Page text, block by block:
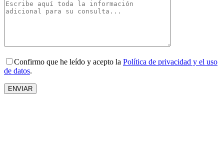
Confirmo que he leído y acepto la Política de privacidad y el uso
de datos.
ENVIAR